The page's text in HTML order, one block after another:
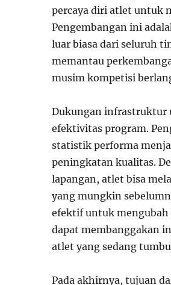
percaya diri atlet untuk
Pengembangan ini
luar biasa dari seluruh
memantau
musim kompetisi
Dukungan infrastruktur
efektivitas program.
statistik performa
peningkatan kualitas.
lapangan, atlet bisa
yang mungkin
efektif untuk mengubah
dapat membanggakan
atlet yang sedang
Pada akhirnya, tujuan